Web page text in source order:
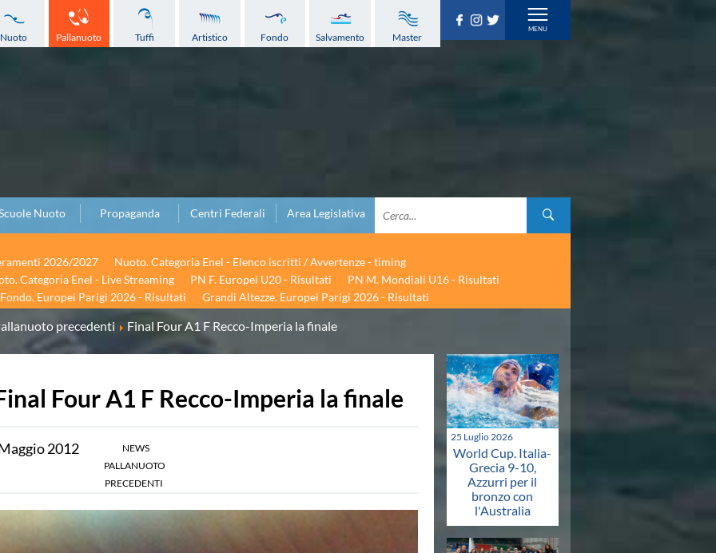
Nuoto Pallanuoto Tuffi Artistico Fondo Salvamento Master
Nuoto Propaganda Centri Federali Area Legislativa
2026/2027
Nuoto. Categoria Enel - Elenco iscritti / Avvertenze - timing
Categoria Enel - Live Streaming PN F. Europei U20 - Risultati
PN M. Mondiali U16 - Risultati
Fondo. Europei Parigi 2026 - Risultati Grandi Altezze. Europei Parigi 2026 - Risultati
precedenti Final Four A1 F Recco-Imperia la finale
Four A1 F Recco-Imperia la finale
2012
NEWS
PALLANUOTO
PRECEDENTI
25 Luglio 2026
World Cup. Italia-
Grecia 9-10,
Azzurri per il
bronzo con
l'Australia